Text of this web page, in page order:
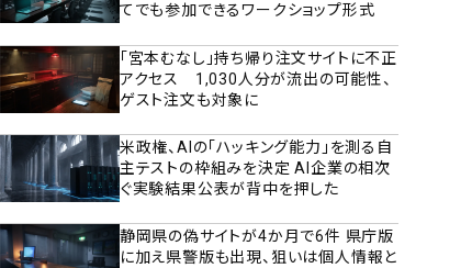
てでも参加できるワークショップ形式
「宮本むなし」持ち帰り注文サイトに不正
アクセス 1,030人分が流出の可能性、
ゲスト注文も対象に
米政権、AIの「ハッキング能力」を測る自
主テストの枠組みを決定 AI企業の相次
ぐ実験結果公表が背中を押した
静岡県の偽サイトが4か月で6件 県庁版
に加え県警版も出現、狙いは個人情報と